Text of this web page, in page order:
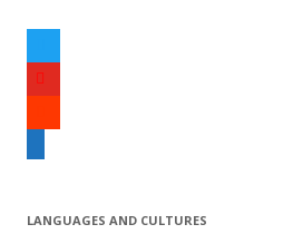
w
io
u
o
u
d
m
iLANGUAGES AND CULTURES